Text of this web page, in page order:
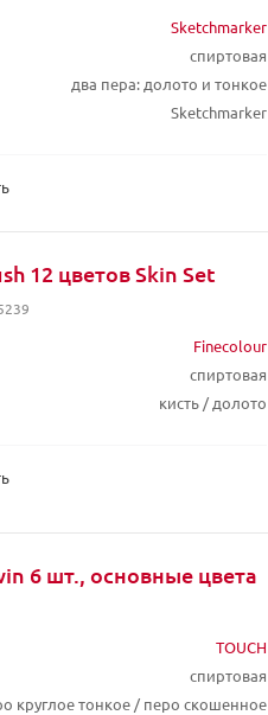
Sketchmarker
спиртовая
два пера: долото и тонкое
Sketchmarker
12 цветов Skin Set
Finecolour
спиртовая
кисть / долото
6 шт., основные цвета
TOUCH
спиртовая
круглое тонкое / перо скошенное